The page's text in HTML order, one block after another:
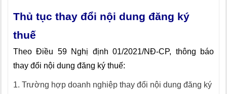
Thủ tục thay đổi nội dung đăng ký
thuế
Theo Điều 59 Nghị định 01/2021/NĐ-CP, thông báo
thay đổi nội dung đăng ký thuế:
1. Trường hợp doanh nghiệp thay đổi nội dung đăng ký